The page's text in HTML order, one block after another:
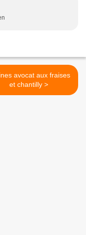
avocat aux fraises
et chantilly >